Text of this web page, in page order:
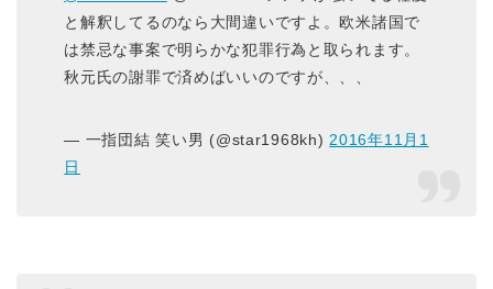
と解釈してるのなら大間違いですよ。欧米諸国で
は禁忌な事案で明らかな犯罪行為と取られます。
秋元氏の謝罪で済めばいいのですが、、、
— 一指団結 笑い男 (@star1968kh) 2016年11月1
日